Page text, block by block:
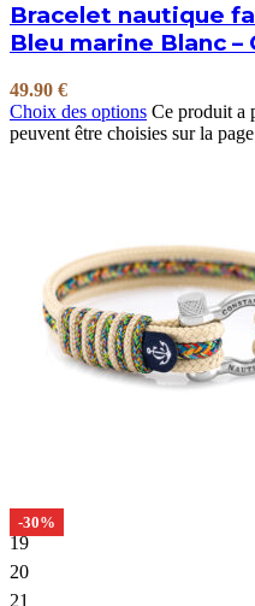
Bracelet nautique
Bleu marine Blanc –
49.90 €
Choix des options Ce produit a
peuvent être choisies sur la
-30%
19
20
21